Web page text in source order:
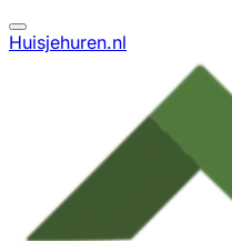
Huisjehuren.nl